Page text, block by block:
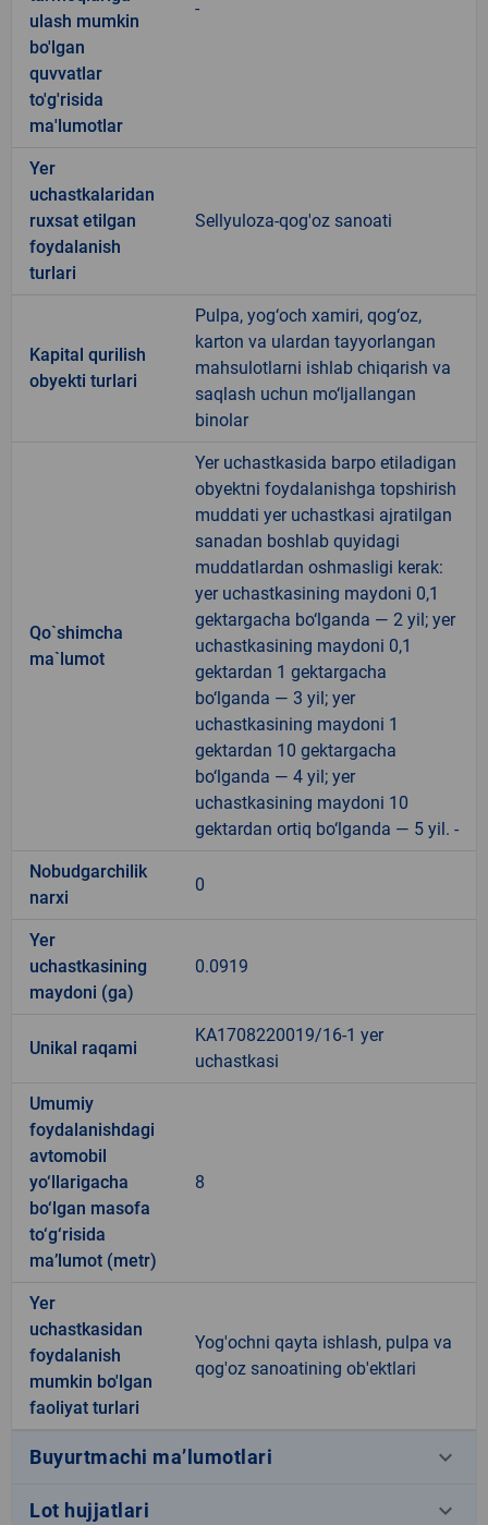
ulash mumkin
bo'lgan
quvvatlar
to'g'risida
ma'lumotlar
-
Yer
uchastkalaridan
ruxsat etilgan
foydalanish
turlari
Sellyuloza-qog'oz sanoati
Kapital qurilish
obyekti turlari
Pulpa, yog‘och xamiri, qog‘oz,
karton va ulardan tayyorlangan
mahsulotlarni ishlab chiqarish va
saqlash uchun mo‘ljallangan
binolar
Qo`shimcha
ma`lumot
Yer uchastkasida barpo etiladigan
obyektni foydalanishga topshirish
muddati yer uchastkasi ajratilgan
sanadan boshlab quyidagi
muddatlardan oshmasligi kerak:
yer uchastkasining maydoni 0,1
gektargacha bo‘lganda — 2 yil; yer
uchastkasining maydoni 0,1
gektardan 1 gektargacha
bo‘lganda — 3 yil; yer
uchastkasining maydoni 1
gektardan 10 gektargacha
bo‘lganda — 4 yil; yer
uchastkasining maydoni 10
gektardan ortiq bo‘lganda — 5 yil. -
Nobudgarchilik
narxi
0
Yer
uchastkasining
maydoni (ga)
0.0919
Unikal raqami
KA1708220019/16-1 yer
uchastkasi
Umumiy
foydalanishdagi
avtomobil
yo‘llarigacha
bo‘lgan masofa
to‘g‘risida
ma’lumot (metr)
8
Yer
uchastkasidan
foydalanish
mumkin bo'lgan
faoliyat turlari
Yog'ochni qayta ishlash, pulpa va
qog'oz sanoatining ob'ektlari
Buyurtmachi ma’lumotlari keyboard_arrow_down
Lot hujjatlari keyboard_arrow_down